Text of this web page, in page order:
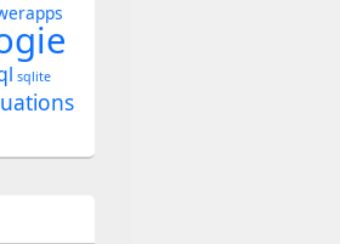
sqlite